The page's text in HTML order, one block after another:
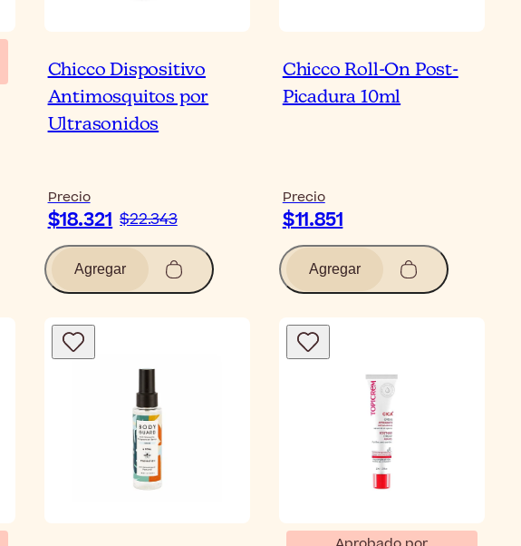
Chicco Dispositivo
Antimosquitos por
Ultrasonidos
Precio
$18.321 $22.343
Agregar
Chicco Roll-On Post-
Picadura 10ml
Precio
$11.851
Agregar